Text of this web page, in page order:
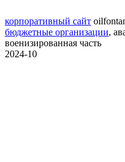
корпоративный сайт
бюджетные организации,
военизированная часть
2024-10